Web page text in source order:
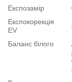
Експозамір
Експокорекція
EV
Баланс білого